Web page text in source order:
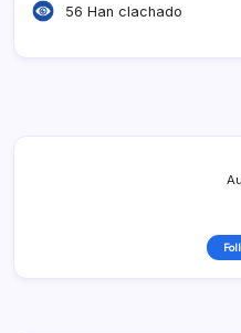
56 Han clachado